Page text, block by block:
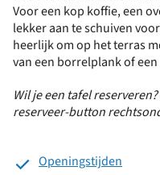
Voor een kop koffie, een
lekker aan te schuiven
heerlijk om op het terras
van een borrelplank of
Wil je een tafel
reserveer-button
Openingstijden